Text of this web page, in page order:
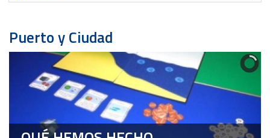
Puerto y Ciudad